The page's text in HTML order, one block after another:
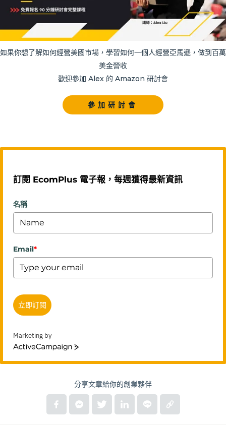
如果你想了解如何經營美國市場，學習如何一個人經營亞馬遜，做到百萬
美金營收
歡迎參加 Alex 的 Amazon 研討會
參加研討會
訂閱 EcomPlus 電子報，每週獲得最新資訊
名稱
Email*
立即訂閱
Marketing by
ActiveCampaign
分享文章給你的創業夥伴